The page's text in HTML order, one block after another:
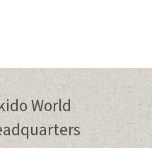
World